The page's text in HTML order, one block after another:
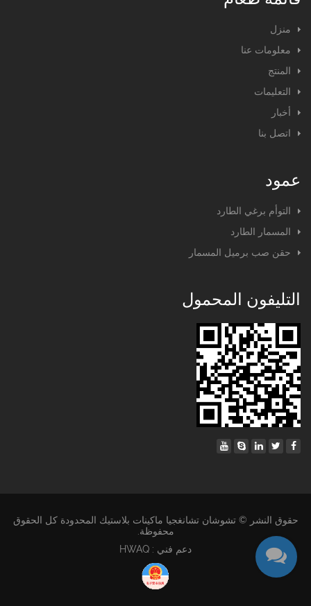
منزل
معلومات عنا
المنتج
التعليمات
أخبار
اتصل بنا
عمود
التوأم برغي الطارد
المسمار الطارد
حقن صب برميل المسمار
التليفون المحمول
حقوق النشر © تشوشان تشانغجيا ماكينات بلاستيك المحدودة كل الحقوق
محفوظة.
دعم فني : HWAQ